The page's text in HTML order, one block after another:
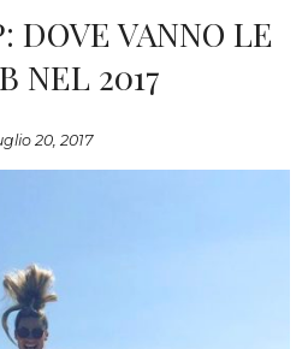
DOVE VANNO LE
NEL 2017
20, 2017